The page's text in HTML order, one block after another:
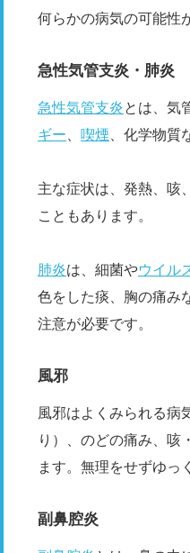
何らかの病気の可能性
急性気管支炎・肺炎
急性気管支炎とは、気
ギー
喫煙 、化学物質
主な症状は、発熱、咳
こともあります。
肺炎は、細菌やウイル
色をした痰、胸の痛み
注意が必要です。
風邪
風邪はよくみられる病
り）、のどの痛み、咳
ます。無理をせずゆっ
副鼻腔炎